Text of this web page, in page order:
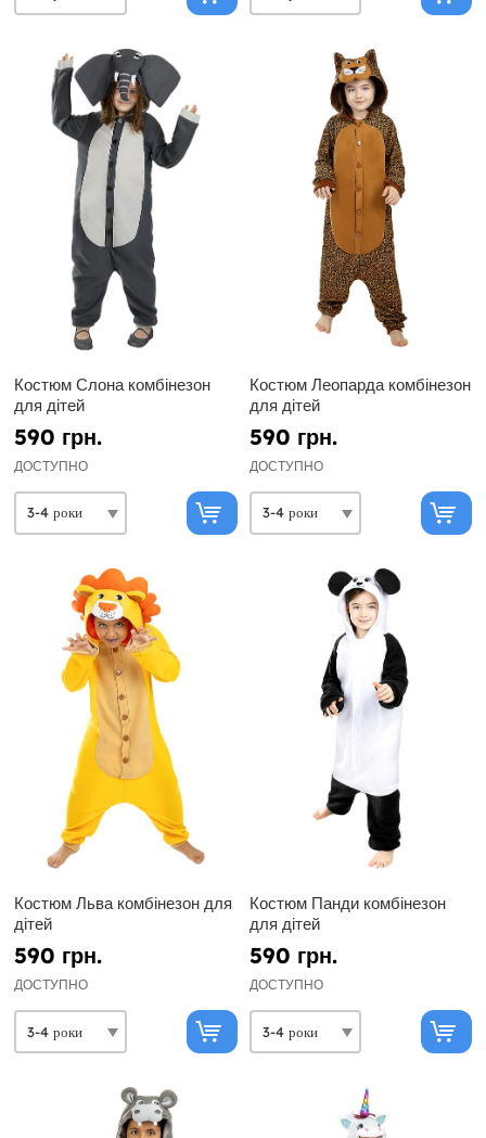
Костюм Слона комбінезон
для дітей
590 грн.
ДОСТУПНО
Костюм Леопарда комбінезон
для дітей
590 грн.
ДОСТУПНО
Костюм Льва комбінезон для
дітей
590 грн.
ДОСТУПНО
Костюм Панди комбінезон
для дітей
590 грн.
ДОСТУПНО